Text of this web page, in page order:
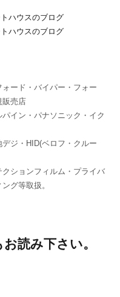
ード・バイパー・フォー
販売店
イン・パナソニック・イク
ジ・HID(ベロフ・クルー
ションフィルム・プライバ
グ等取扱。
読み下さい。